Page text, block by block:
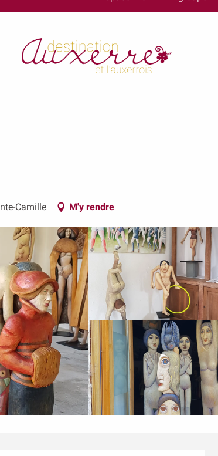
Camille M'y rendre